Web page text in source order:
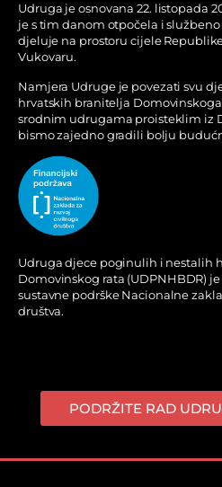
Udruga je osnovana 22. listopada
je s tim danom otpočela i
djeluje na prostoru cijele
Vukovaru.
Namjera Udruge je povezati svu
hrvatskih branitelja Domovinskoga
srodnim udrugama proisteklim iz
bismo zajedno gradili bolju
Udruga djece poginulih i nestalih
Domovinskog rata (UDPNHBDR)
sustavne podrške Nacionalne
društva.
PODRŽITE RAD